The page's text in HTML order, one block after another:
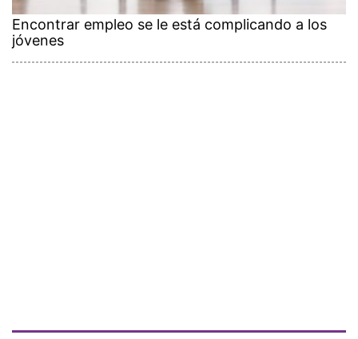
Encontrar empleo se le está complicando a los
jóvenes